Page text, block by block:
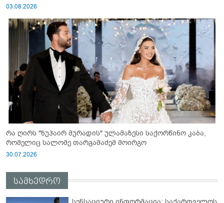
03.08.2026
რა ღირს "ზუჰაირ მურადის" ულამაზესი საქორწინო კაბა,
რომელიც სალომე თარგამაძემ მოირგო
30.07.2026
სამხედრო